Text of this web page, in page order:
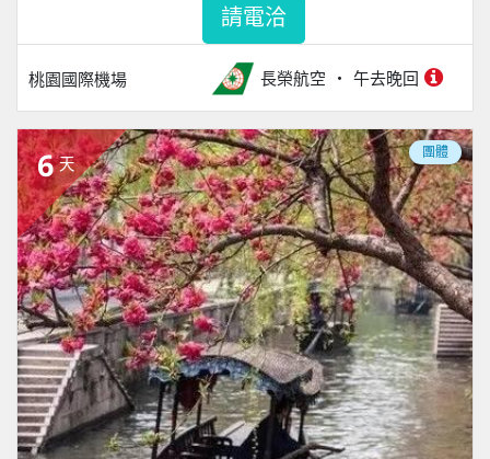
桃園國際機場 長榮航空 午去晚回
請電洽
6 天
團體